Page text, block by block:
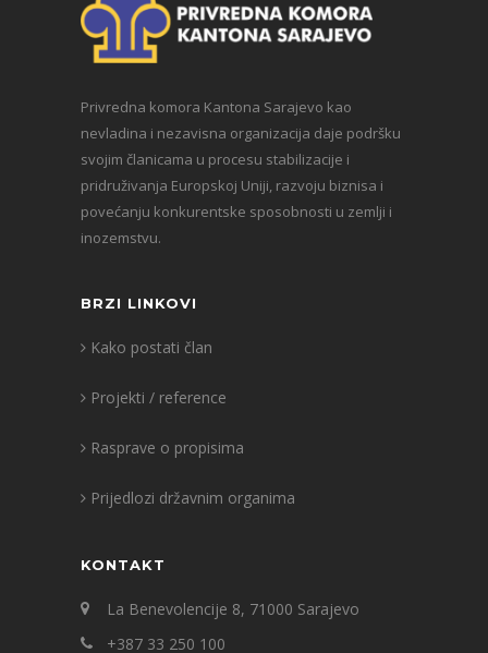
Privredna komora Kantona Sarajevo kao
nevladina i nezavisna organizacija daje podršku
svojim članicama u procesu stabilizacije i
pridruživanja Europskoj Uniji, razvoju biznisa i
povećanju konkurentske sposobnosti u zemlji i
inozemstvu.
BRZI LINKOVI
Kako postati član
Projekti / reference
Rasprave o propisima
Prijedlozi državnim organima
KONTAKT
La Benevolencije 8, 71000 Sarajevo
+387 33 250 100